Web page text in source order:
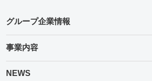
グループ企業情報
事業内容
NEWS